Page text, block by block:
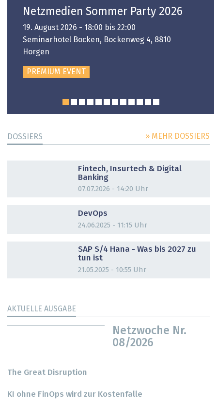
Netzmedien Sommer Party 2026
19. August 2026 - 18:00 bis 22:00
Seminarhotel Bocken, Bockenweg 4, 8810
Horgen
PREMIUM EVENT
DOSSIERS » MEHR DOSSIERS
Fintech, Insurtech & Digital
Banking
07.07.2026 - 14:20 Uhr
DevOps
24.06.2025 - 11:15 Uhr
SAP S/4 Hana - Was bis 2027 zu
tun ist
21.05.2025 - 10:55 Uhr
AKTUELLE AUSGABE
Netzwoche Nr.
08/2026
The Great Disruption
KI ohne FinOps wird zur Kostenfalle